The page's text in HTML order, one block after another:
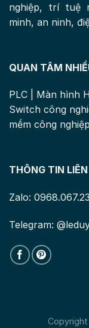
nghiệp, trí tuệ
minh, an ninh,
QUAN TÂM
PLC Màn hình
Switch công
mềm công nghiệp
THÔNG TIN LIÊN
Zalo:
Telegram: